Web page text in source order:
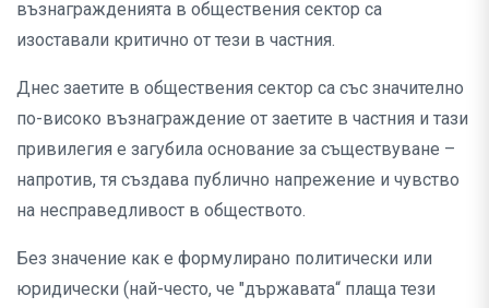
възнагражденията в обществения сектор са
изоставали критично от тези в частния.
Днес заетите в обществения сектор са със значително
по-високо възнаграждение от заетите в частния и тази
привилегия е загубила основание за съществуване –
напротив, тя създава публично напрежение и чувство
на несправедливост в обществото.
Без значение как е формулирано политически или
юридически (най-често, че "държавата“ плаща тези